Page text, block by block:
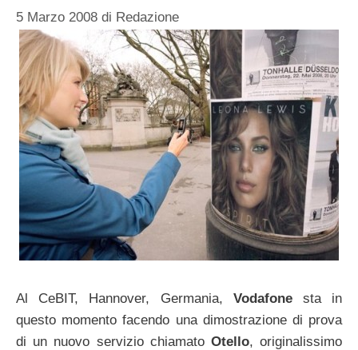
5 Marzo 2008 di Redazione
Al CeBIT, Hannover, Germania, Vodafonesta in
questo momento facendo una dimostrazione di prova
di un nuovo servizio chiamato Otello, originalissimo